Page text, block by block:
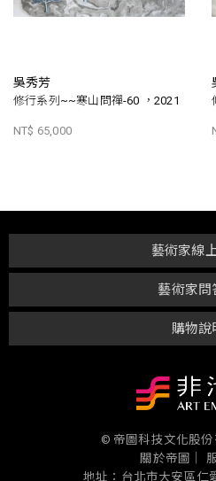
吳秀芳
修行系列~~寒山問禪-60 ，2021
NT$ 65,000
購物說
藝術家問
藝術家線
© 帝圖科技文化股
關於帝圖｜
地址：台北市大安區仁